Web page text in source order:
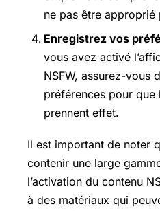
ne pas être
Enregistrez vos
vous avez activé
NSFW, assurez-vous
préférences pour que
prennent effet.
Il est important de noter
contenir une large
l’activation du contenu
à des matériaux qui